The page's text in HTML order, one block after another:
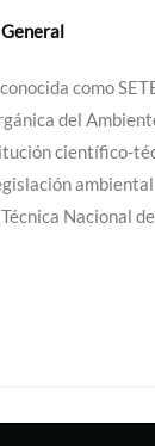
General
como
del
científico-
Nacional